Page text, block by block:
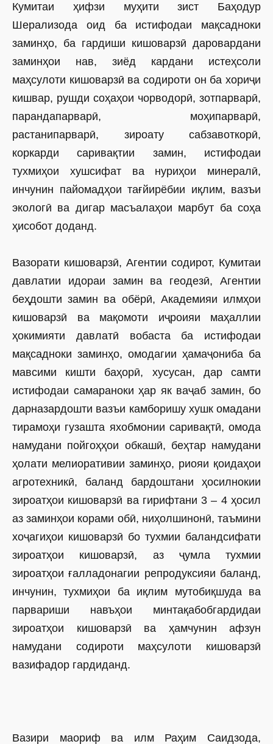
Кумитаи ҳифзи муҳити зист Баҳодур
Шерализода оид ба истифодаи мақсадноки
заминҳо, ба гардиши кишоварзӣ даровардани
заминҳои нав, зиёд кардани истеҳсоли
маҳсулоти кишоварзӣ ва содироти он ба хориҷи
кишвар, рушди соҳаҳои чорводорӣ, зотпарварӣ,
парандапарварӣ, моҳипарварӣ,
растанипарварӣ, зироату сабзавоткорӣ,
коркарди саривақтии замин, истифодаи
тухмиҳои хушсифат ва нуриҳои минералӣ,
инчунин пайомадҳои тағйирёбии иқлим, вазъи
экологӣ ва дигар масъалаҳои марбут ба соҳа
ҳисобот доданд.
Вазорати кишоварзӣ, Агентии содирот, Кумитаи
давлатии идораи замин ва геодезӣ, Агентии
беҳдошти замин ва обёрӣ, Академияи илмҳои
кишоварзӣ ва мақомоти иҷроияи маҳаллии
ҳокимияти давлатӣ вобаста ба истифодаи
мақсадноки заминҳо, омодагии ҳамаҷониба ба
мавсими кишти баҳорӣ, хусусан, дар самти
истифодаи самараноки ҳар як ваҷаб замин, бо
дарназардошти вазъи камборишу хушк омадани
тирамоҳи гузашта яхобмонии саривақтӣ, омода
намудани пойгоҳҳои обкашӣ, беҳтар намудани
ҳолати мелиоративии заминҳо, риояи қоидаҳои
агротехникӣ, баланд бардоштани ҳосилнокии
зироатҳои кишоварзӣ ва гирифтани 3 – 4 ҳосил
аз заминҳои корами обӣ, ниҳолшинонӣ, таъмини
хоҷагиҳои кишоварзӣ бо тухмии баландсифати
зироатҳои кишоварзӣ, аз ҷумла тухмии
зироатҳои ғалладонагии репродуксияи баланд,
инчунин, тухмиҳои ба иқлим мутобиқшуда ва
парвариши навъҳои минтақабобгардидаи
зироатҳои кишоварзӣ ва ҳамчунин афзун
намудани содироти маҳсулоти кишоварзӣ
вазифадор гардиданд.
Вазири маориф ва илм Раҳим Саидзода,